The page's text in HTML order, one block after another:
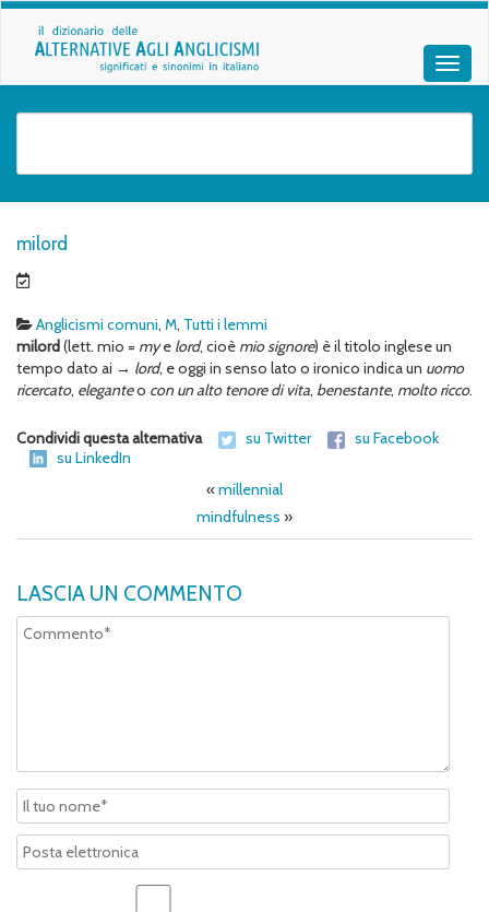
milord
Anglicismi comuni, M, Tutti i lemmi
milord(lett. mio = mye lord, cioè mio signore) è il titolo inglese un
tempo dato ai → lord, e oggi in senso lato o ironico indica un uomo
ricercato, eleganteo con un alto tenore di vita, benestante, molto ricco.
Condividi questa alternativa su Twitter
su Facebook
su LinkedIn
«millennial
mindfulness »
LASCIA UN COMMENTO